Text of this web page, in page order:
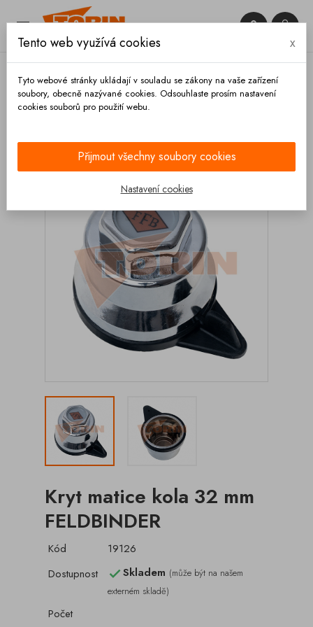
 

Kryt matice kola 32 mm
FELDBINDER
Kód
19126
Dostupnost
Skladem (může být na našem
externém skladě)
Počet
Tento web využívá cookies x
Tyto webové stránky ukládají v souladu se zákony na vaše zařízení
soubory, obecně nazývané cookies. Odsouhlaste prosím nastavení
cookies souborů pro použití webu.
Přijmout všechny soubory cookies
Nastavení cookies